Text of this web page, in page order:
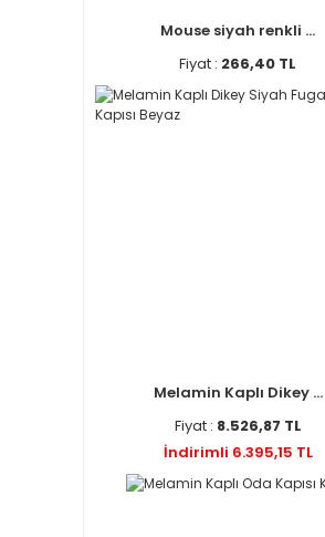
Mouse siyah renkli ...
Fiyat : 266,40 TL
Melamin Kaplı Dikey ...
Fiyat : 8.526,87 TL
İndirimli 6.395,15 TL